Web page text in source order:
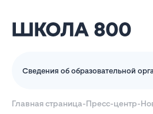
Сведения об образовательной
Главная страница-Пресс-центр-